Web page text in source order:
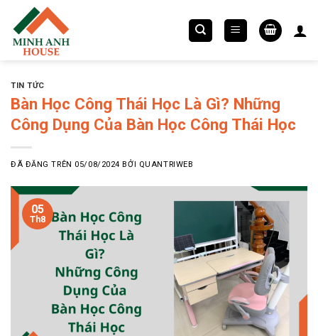
Chuyển
đến
nội
TIN TỨC
Bàn Học Công Thái Học Là Gì? Những
Công Dụng Của Bàn Học Công Thái Học
ĐÃ ĐĂNG TRÊN 05/08/2024 BỞI QUANTRIWEB
05
Th8